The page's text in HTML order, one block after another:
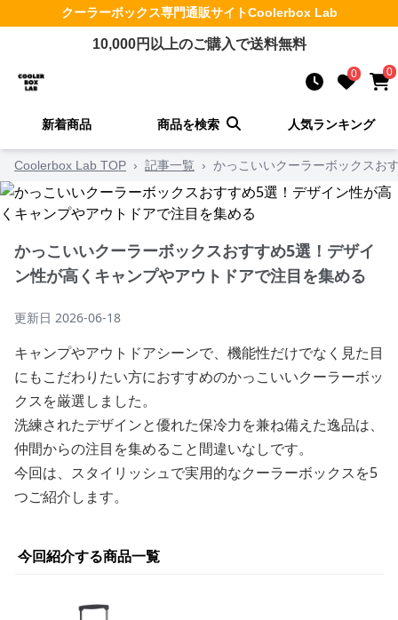
クーラーボックス専門通販サイトCoolerbox Lab
10,000円以上のご購入で送料無料
0 0
新着商品 商品を検索 人気ランキング
Coolerbox Lab TOP › 記事一覧 › かっこいいクーラーボックスお
かっこいいクーラーボックスおすすめ5選！デザイ
ン性が高くキャンプやアウトドアで注目を集める
更新日 2026-06-18
キャンプやアウトドアシーンで、機能性だけでなく見た目
にもこだわりたい方におすすめのかっこいいクーラーボッ
クスを厳選しました。
洗練されたデザインと優れた保冷力を兼ね備えた逸品は、
仲間からの注目を集めること間違いなしです。
今回は、スタイリッシュで実用的なクーラーボックスを5
つご紹介します。
今回紹介する商品一覧